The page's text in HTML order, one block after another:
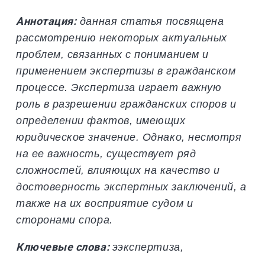
Аннотация: данная статья посвящена
рассмотрению некоторых актуальных
проблем, связанных с пониманием и
применением экспертизы в гражданском
процессе. Экспертиза играет важную
роль в разрешении гражданских споров и
определении фактов, имеющих
юридическое значение. Однако, несмотря
на ее важность, существует ряд
сложностей, влияющих на качество и
достоверность экспертных заключений, а
также на их восприятие судом и
сторонами спора.
Ключевые слова:ээкспертиза,